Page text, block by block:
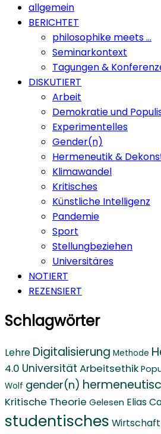
allgemein
BERICHTET
philosophike meets …
Seminarkontext
Tagungen &
DISKUTIERT
Arbeit
Demokratie und
Experimentelles
Gender(n)
Hermeneutik &
Klimawandel
Kritisches
Künstliche Intelligenz
Pandemie
Sport
Stellungbeziehen
Universitäres
NOTIERT
REZENSIERT
Schlagwörter
Lehre Digitalisierung Methode
4.0 Universität Arbeitsethik
Wolf gender(n)
Kritische Theorie Gelesen Elias
studentisches Wirtschaft